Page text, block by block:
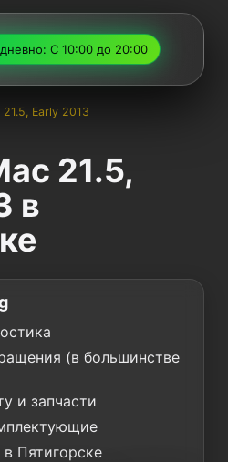
С 10:00 до 20:00
21.5, Early 2013
21.5,
в
(в большинстве
и запчасти
Пятигорске